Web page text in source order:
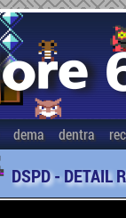
dema dentra
DSPD - DETAIL